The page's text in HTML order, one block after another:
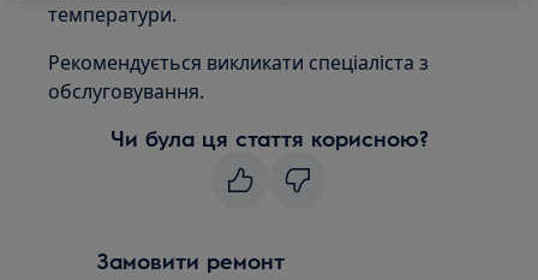
температури.
Рекомендується викликати спеціаліста з
обслуговування.
Чи була ця стаття корисною?
Замовити ремонт